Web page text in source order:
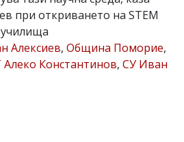
при откриването на STEM
Алексиев, Община Поморие,
Константинов, СУ Иван